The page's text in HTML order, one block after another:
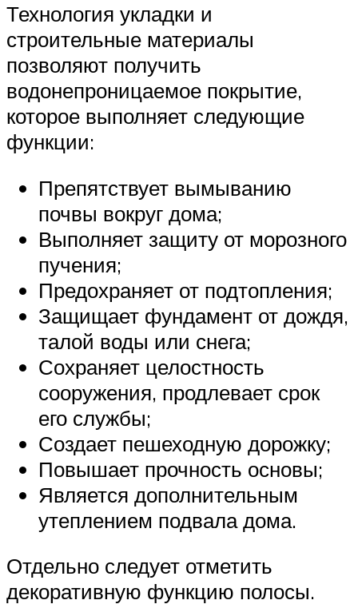
Технология укладки и
строительные материалы
позволяют получить
водонепроницаемое покрытие,
которое выполняет следующие
функции:
Препятствует вымыванию
почвы вокруг дома;
Выполняет защиту от морозного
пучения;
Предохраняет от подтопления;
Защищает фундамент от дождя,
талой воды или снега;
Сохраняет целостность
сооружения, продлевает срок
его службы;
Создает пешеходную дорожку;
Повышает прочность основы;
Является дополнительным
утеплением подвала дома.
Отдельно следует отметить
декоративную функцию полосы.